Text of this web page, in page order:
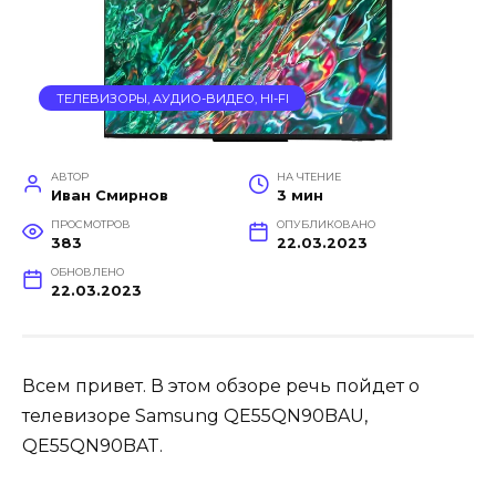
ТЕЛЕВИЗОРЫ, АУДИО-ВИДЕО, HI-FI
АВТОР
Иван Смирнов
НА ЧТЕНИЕ
3 мин
ПРОСМОТРОВ
383
ОПУБЛИКОВАНО
22.03.2023
ОБНОВЛЕНО
22.03.2023
Всем привет. В этом обзоре речь пойдет о
телевизоре Samsung QE55QN90BAU,
QE55QN90BAT.